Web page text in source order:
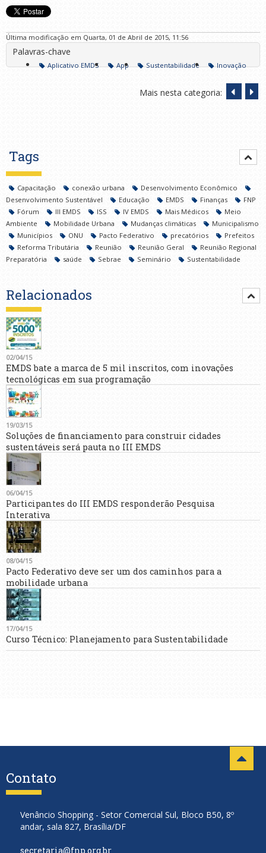
Última modificação em Quarta, 01 de Abril de 2015, 11:56
Palavras-chave
Aplicativo EMDS App Sustentabilidade Inovação
Mais nesta categoria:
Tags
Capacitação conexão urbana
Desenvolvimento Econômico
Desenvolvimento Sustentável
Educação EMDS Finanças
FNP
Fórum
III EMDS ISS IV EMDS Mais Médicos
Meio
Ambiente
Mobilidade Urbana Mudanças climáticas
Municipalismo
Municípios
ONU Pacto Federativo precatórios
Prefeitos
Reforma Tributária
Reunião Reunião Geral
Reunião Regional
Preparatória
saúde Sebrae Seminário Sustentabilidade
Relacionados
02/04/15
EMDS bate a marca de 5 mil inscritos, com inovações
tecnológicas em sua programação
19/03/15
Soluções de financiamento para construir cidades
sustentáveis será pauta no III EMDS
06/04/15
Participantes do III EMDS responderão Pesquisa
Interativa
08/04/15
Pacto Federativo deve ser um dos caminhos para a
mobilidade urbana
17/04/15
Curso Técnico: Planejamento para Sustentabilidade
Contato
Venâncio Shopping - Setor Comercial Sul, Bloco B50, 8º
andar, sala 827, Brasília/DF
secretaria@fnp.org.br